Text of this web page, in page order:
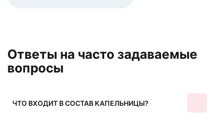
Ответы на часто задаваемые
вопросы
ЧТО ВХОДИТ В СОСТАВ КАПЕЛЬНИЦЫ?